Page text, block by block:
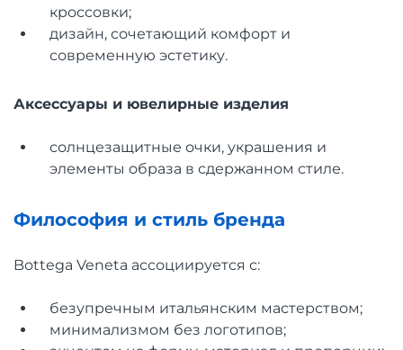
кроссовки;
дизайн, сочетающий комфорт и
современную эстетику.
Аксессуары и ювелирные изделия
солнцезащитные очки, украшения и
элементы образа в сдержанном стиле.
Философия и стиль бренда
Bottega Veneta ассоциируется с:
безупречным итальянским мастерством;
минимализмом без логотипов;